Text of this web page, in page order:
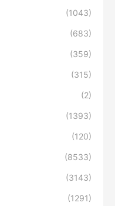
(1043)
(683)
(359)
(315)
(2)
(1393)
(120)
(8533)
(3143)
(1291)